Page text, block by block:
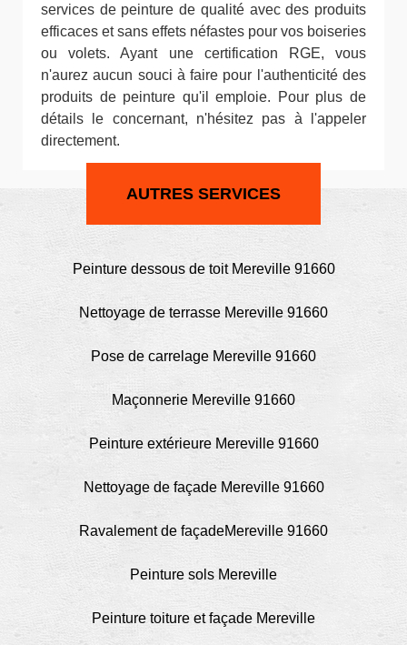
services de peinture de qualité avec des produits
efficaces et sans effets néfastes pour vos boiseries
ou volets. Ayant une certification RGE, vous
n'aurez aucun souci à faire pour l'authenticité des
produits de peinture qu'il emploie. Pour plus de
détails le concernant, n'hésitez pas à l'appeler
directement.
AUTRES SERVICES
Peinture dessous de toit Mereville 91660
Nettoyage de terrasse Mereville 91660
Pose de carrelage Mereville 91660
Maçonnerie Mereville 91660
Peinture extérieure Mereville 91660
Nettoyage de façade Mereville 91660
Ravalement de façadeMereville 91660
Peinture sols Mereville
Peinture toiture et façade Mereville